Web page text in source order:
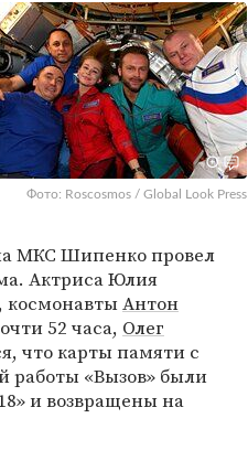
Фото: Roscosmos / Global Look Press
МКС Шипенко провел
Актриса Юлия
космонавтыАнтон
52 часа, Олег
что карты памяти с
работы «Вызов» были
и возвращены на